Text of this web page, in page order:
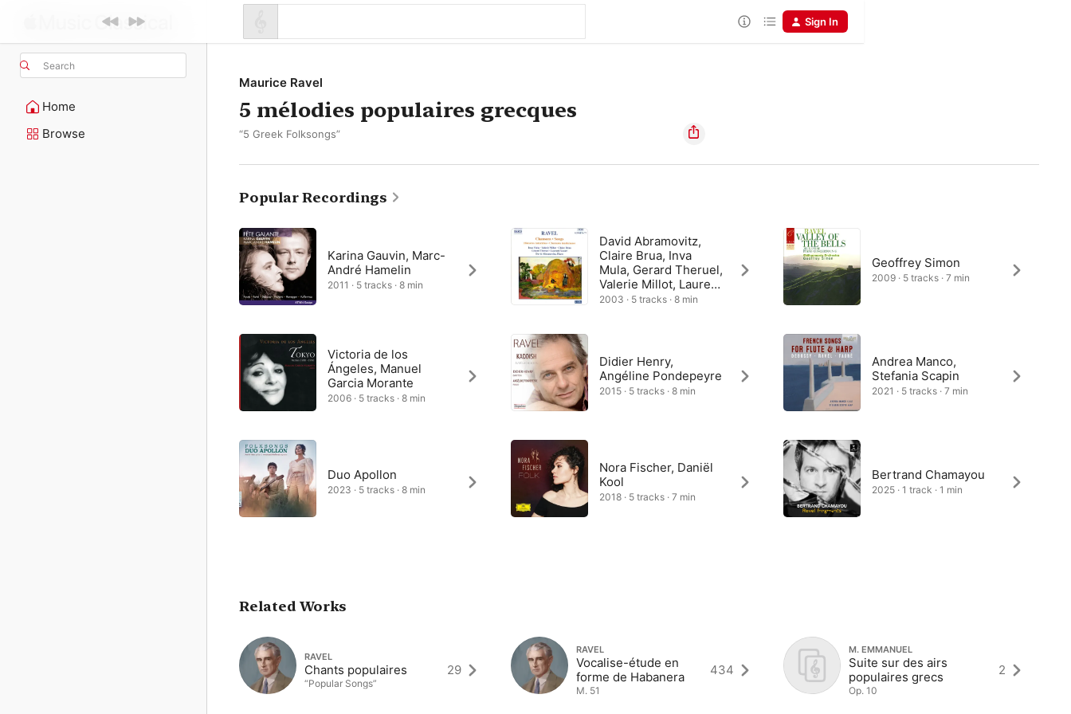
Search
Home
Browse
Sign In
Maurice Ravel
5 mélodies populaires grecques
“5 Greek Folksongs”
Popular Recordings
Karina Gauvin, Marc-
André Hamelin
2011 · 5 tracks · 8 min
Victoria de los
Ángeles, Manuel
Garcia Morante
2006 · 5 tracks · 8 min
Duo Apollon
2023 · 5 tracks · 8 min
David Abramovitz,
Claire Brua, Inva
Mula, Gerard Theruel,
Valerie Millot, Laurent
Naouri
2003 · 5 tracks · 8 min
Didier Henry,
Angéline Pondepeyre
2015 · 5 tracks · 8 min
Nora Fischer, Daniël
Kool
2018 · 5 tracks · 7 min
Geoffrey Simon
2009 · 5 tracks · 7 min
Andrea Manco,
Stefania Scapin
2021 · 5 tracks · 7 min
Bertrand Chamayou
2025 · 1 track · 1 min
Related Works
RAVEL
Chants populaires
“Popular Songs”
29
RAVEL
Vocalise-étude en
forme de Habanera
M. 51
434
M. EMMANUEL
Suite sur des airs
populaires grecs
Op. 10
2